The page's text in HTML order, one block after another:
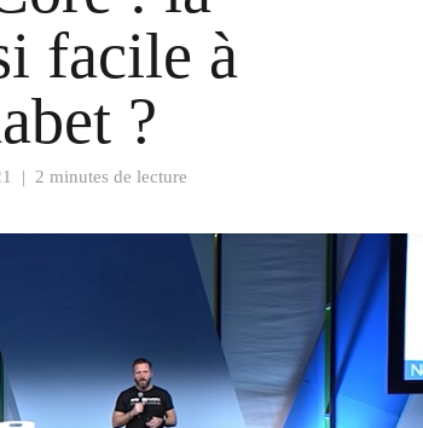
facile à
?
| 2 minutes de lecture